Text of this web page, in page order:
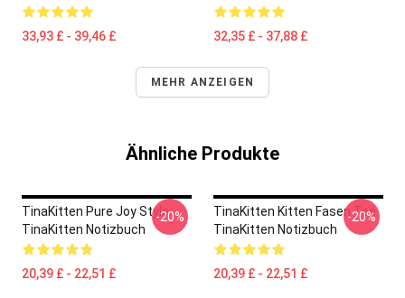
33,93 £ - 39,46 £ 32,35 £ - 37,88 £
MEHR ANZEIGEN
Ähnliche Produkte
TinaKitten Pure Joy Style
TinaKitten Notizbuch
20,39 £ - 22,51 £
-20%
TinaKitten Kitten Fasen Tee
TinaKitten Notizbuch
20,39 £ - 22,51 £
-20%